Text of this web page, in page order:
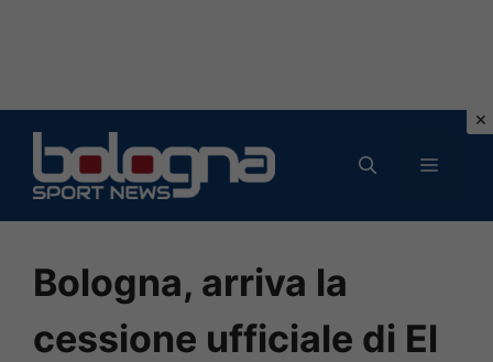
contenuto
MENU
Bologna, arriva la
cessione ufficiale di El